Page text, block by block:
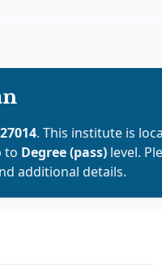
. This institute is
to Degree (pass) level.
additional details.